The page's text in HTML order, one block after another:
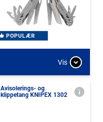
POPULÆR
Vis
Avisolerings- og
klippetang KNIPEX 1302